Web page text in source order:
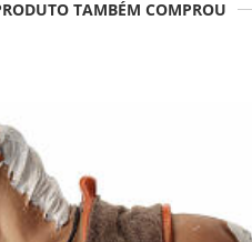
TAMBÉM COMPROU